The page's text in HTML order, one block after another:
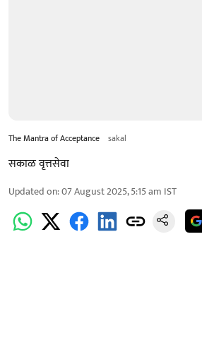
The Mantra of Acceptance sakal
सकाळ वृत्तसेवा
Updated on:07 August 2025, 5:15 am IST